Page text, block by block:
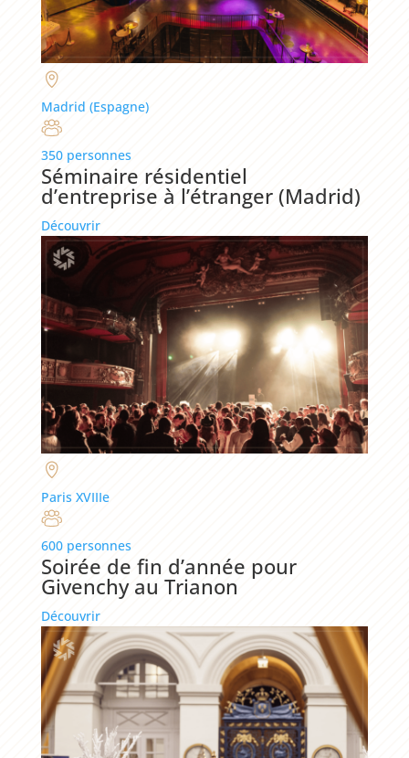
Madrid (Espagne)
350 personnes
Séminaire résidentiel
d’entreprise à l’étranger (Madrid)
Découvrir
Paris XVIIIe
600 personnes
Soirée de fin d’année pour
Givenchy au Trianon
Découvrir